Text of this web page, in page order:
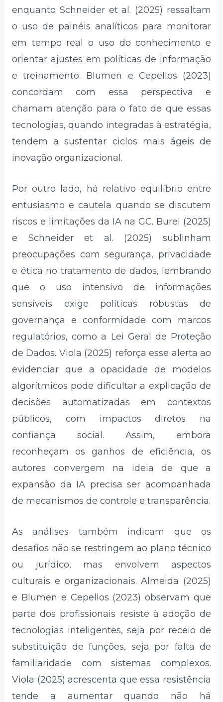
enquanto Schneider et al. (2025) ressaltam
o uso de painéis analíticos para monitorar
em tempo real o uso do conhecimento e
orientar ajustes em políticas de informação
e treinamento. Blumen e Cepellos (2023)
concordam com essa perspectiva e
chamam atenção para o fato de que essas
tecnologias, quando integradas à estratégia,
tendem a sustentar ciclos mais ágeis de
inovação organizacional.
Por outro lado, há relativo equilíbrio entre
entusiasmo e cautela quando se discutem
riscos e limitações da IA na GC. Burei (2025)
e Schneider et al. (2025) sublinham
preocupações com segurança, privacidade
e ética no tratamento de dados, lembrando
que o uso intensivo de informações
sensíveis exige políticas robustas de
governança e conformidade com marcos
regulatórios, como a Lei Geral de Proteção
de Dados. Viola (2025) reforça esse alerta ao
evidenciar que a opacidade de modelos
algorítmicos pode dificultar a explicação de
decisões automatizadas em contextos
públicos, com impactos diretos na
confiança social. Assim, embora
reconheçam os ganhos de eficiência, os
autores convergem na ideia de que a
expansão da IA precisa ser acompanhada
de mecanismos de controle e transparência.
As análises também indicam que os
desafios não se restringem ao plano técnico
ou jurídico, mas envolvem aspectos
culturais e organizacionais. Almeida (2025)
e Blumen e Cepellos (2023) observam que
parte dos profissionais resiste à adoção de
tecnologias inteligentes, seja por receio de
substituição de funções, seja por falta de
familiaridade com sistemas complexos.
Viola (2025) acrescenta que essa resistência
tende a aumentar quando não há